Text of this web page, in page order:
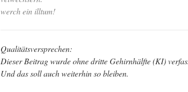
werch ein illtum!
Qualitätsversprechen:
Dieser Beitrag wurde ohne dritte Gehirnhälfte (KI)
Und das soll auch weiterhin so bleiben.